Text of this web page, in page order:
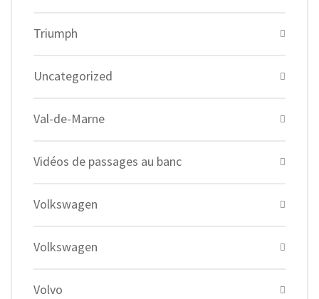
Triumph
Uncategorized
Val-de-Marne
Vidéos de passages au banc
Volkswagen
Volkswagen
Volvo